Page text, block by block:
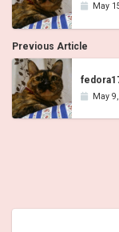
May
Previous Article
May